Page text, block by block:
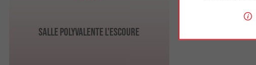
Salle Polyvalente L'Escoure